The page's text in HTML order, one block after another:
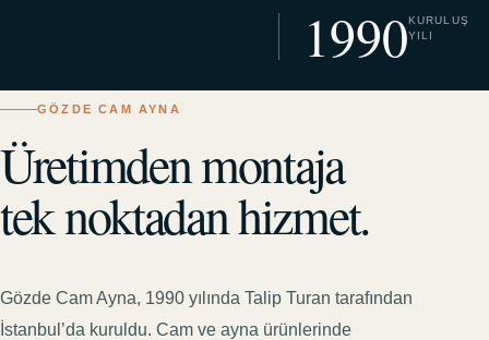
1990KURULUŞ
YILI
GÖZDE CAM AYNA
Üretimden montaja
tek noktadan hizmet.
Gözde Cam Ayna, 1990 yılında Talip Turan tarafından
İstanbul’da kuruldu. Cam ve ayna ürünlerinde